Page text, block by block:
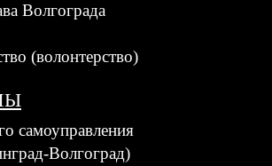
Волгограда
(волонтерство)
самоуправления
Волгоград)